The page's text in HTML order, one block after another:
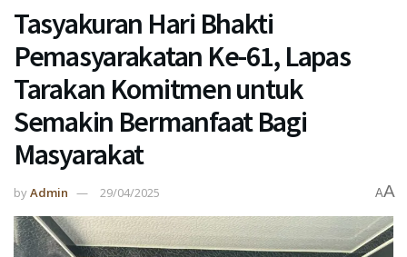
Tasyakuran Hari Bhakti
Pemasyarakatan Ke-61, Lapas
Tarakan Komitmen untuk
Semakin Bermanfaat Bagi
Masyarakat
byAdmin 29/04/2025 AA